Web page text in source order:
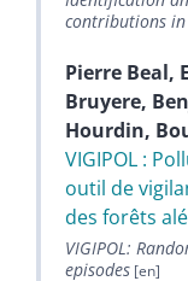
contributions
Pierre Beal,
Bruyere,
Hourdin,
VIGIPOL :
outil de
des forêts
VIGIPOL:
episodes